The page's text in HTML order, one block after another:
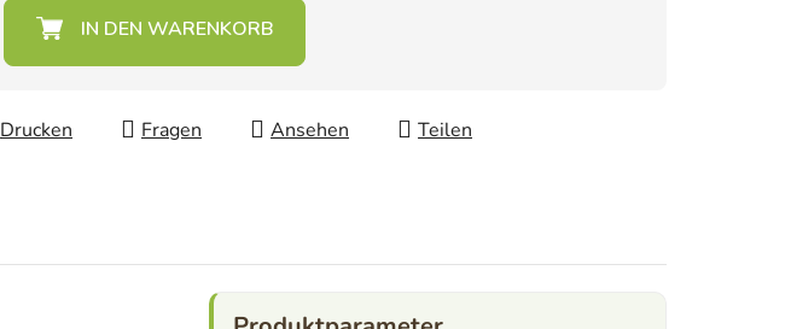
Verkaufspreis:
Drucken Fragen Ansehen Teilen